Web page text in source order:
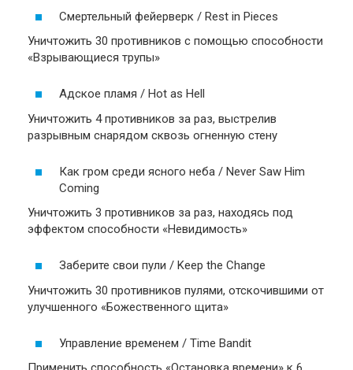
Смертельный фейерверк / Rest in Pieces
Уничтожить 30 противников с помощью способности
«Взрывающиеся трупы»
Адское пламя / Hot as Hell
Уничтожить 4 противников за раз, выстрелив
разрывным снарядом сквозь огненную стену
Как гром среди ясного неба / Never Saw Him
Coming
Уничтожить 3 противников за раз, находясь под
эффектом способности «Невидимость»
Заберите свои пули / Keep the Change
Уничтожить 30 противников пулями, отскочившими от
улучшенного «Божественного щита»
Управление временем / Time Bandit